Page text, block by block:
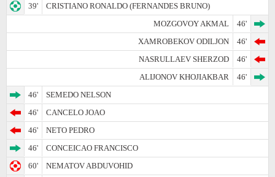
39'
CRISTIANO RONALDO (FERNANDES BRUNO)
MOZGOVOY AKMAL
46'
XAMROBEKOV ODILJON
46'
NASRULLAEV SHERZOD
46'
ALIJONOV KHOJIAKBAR
46'
46'
SEMEDO NELSON
46'
CANCELO JOAO
46'
NETO PEDRO
46'
CONCEICAO FRANCISCO
60'
NEMATOV ABDUVOHID